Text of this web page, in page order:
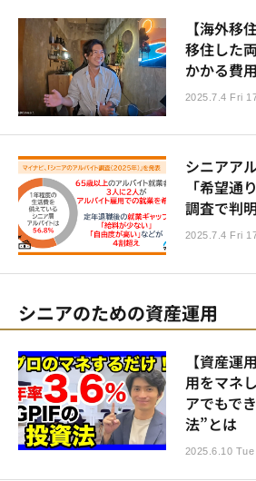
【海外移
移住した
かかる費
2025.7.4 Fri
シニアア
「希望通
調査で判明
2025.7.4 Fri
シニアのための資産運用
【資産運
用をマネ
アでもで
法”とは
2025.6.10 Tue